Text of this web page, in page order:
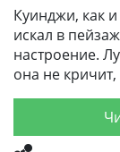
Куинджи, как
искал в
настроение.
она не